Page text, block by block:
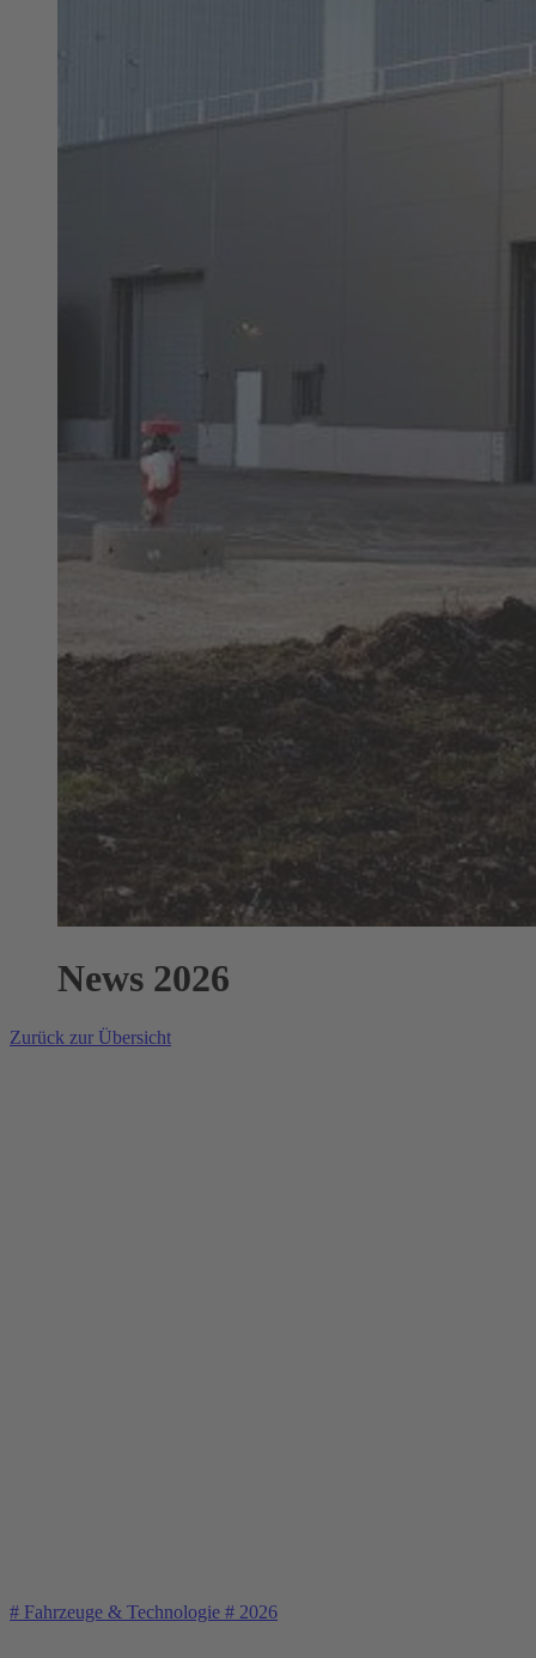
News 2026
Zurück zur Übersicht
# Fahrzeuge & Technologie # 2026